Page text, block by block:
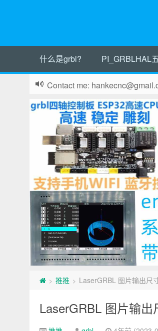
什么是grbl? PI_GRBLHAL
Contact me:
> 推推 > LaserGRBL 图片输出尺
LaserGRBL 图片输出